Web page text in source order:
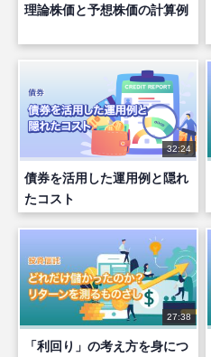
理論株価と予想株価の計算例
32:24
債券を活用した運用例と隠れ
たコスト
27:38
「利回り」の考え方を身につ